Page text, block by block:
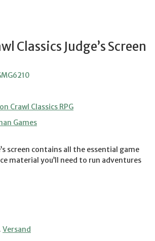
Classics Judge’s Screen
Crawl Classics RPG
Games
screen contains all the essential game
material you’ll need to run adventures
Versand